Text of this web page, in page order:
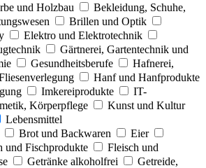
und Holzbau
Bekleidung, Schuhe,
Brillen und Optik
Elektro und Elektrotechnik
Gärtnerei, Gartentechnik und
Gesundheitsberufe
Hafnerei,
Hanf und Hanfprodukte
Imkereiprodukte
IT-
Körperpflege
Kunst und Kultur
Lebensmittel
Brot und Backwaren
Eier
und Fischprodukte
Fleisch und
Getränke alkoholfrei
Getreide,